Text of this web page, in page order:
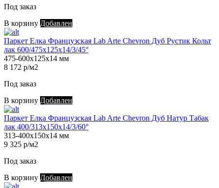
Под заказ
В корзину Добавлен
Паркет Елка Французская Lab Arte Chevron Дуб Рустик Кольт
лак 600/475х125х14/3/45°
475-600х125х14 мм
8 172 р/м2
Под заказ
В корзину Добавлен
Паркет Елка Французская Lab Arte Chevron Дуб Натур Табак
лак 400/313х150х14/3/60°
313-400х150х14 мм
9 325 р/м2
Под заказ
В корзину Добавлен